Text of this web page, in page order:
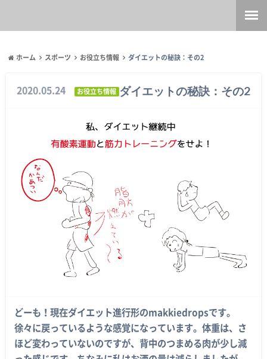
ホーム スポーツ お役立ち情報 ダイエットの秘訣：その2
2020.05.24 お役立ち情報 ダイエットの秘訣：その2
どーも！現在ダイエット進行形のmakkiedropsです。
徐々に戻っているような感覚になっています。体重は、さ
ほど変わっていないのですが、背中のつまめる肉が少し減